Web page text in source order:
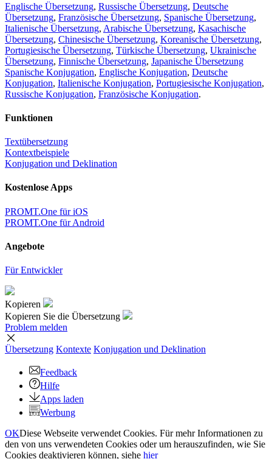
Englische Übersetzung, Russische Übersetzung, Deutsche
Übersetzung, Französische Übersetzung, Spanische Übersetzung,
Italienische Übersetzung, Arabische Übersetzung, Kasachische
Übersetzung, Chinesische Übersetzung, Koreanische Übersetzung,
Portugiesische Übersetzung, Türkische Übersetzung, Ukrainische
Übersetzung, Finnische Übersetzung, Japanische Übersetzung
Spanische Konjugation, Englische Konjugation, Deutsche
Konjugation, Italienische Konjugation, Portugiesische Konjugation,
Russische Konjugation, Französische Konjugation.
Funktionen
Textübersetzung
Kontextbeispiele
Konjugation und Deklination
Kostenlose Apps
PROMT.One für iOS
PROMT.One für Android
Angebote
Für Entwickler
Kopieren
Kopieren Sie die Übersetzung
Problem melden
Übersetzung Kontexte Konjugation und Deklination
Feedback
Hilfe
Apps laden
Werbung
OKDiese Webseite verwendet Cookies. Für mehr Informationen zu
den von uns verwendeten Cookies oder um herauszufinden, wie Sie
Cookies deaktivieren können, siehe hier